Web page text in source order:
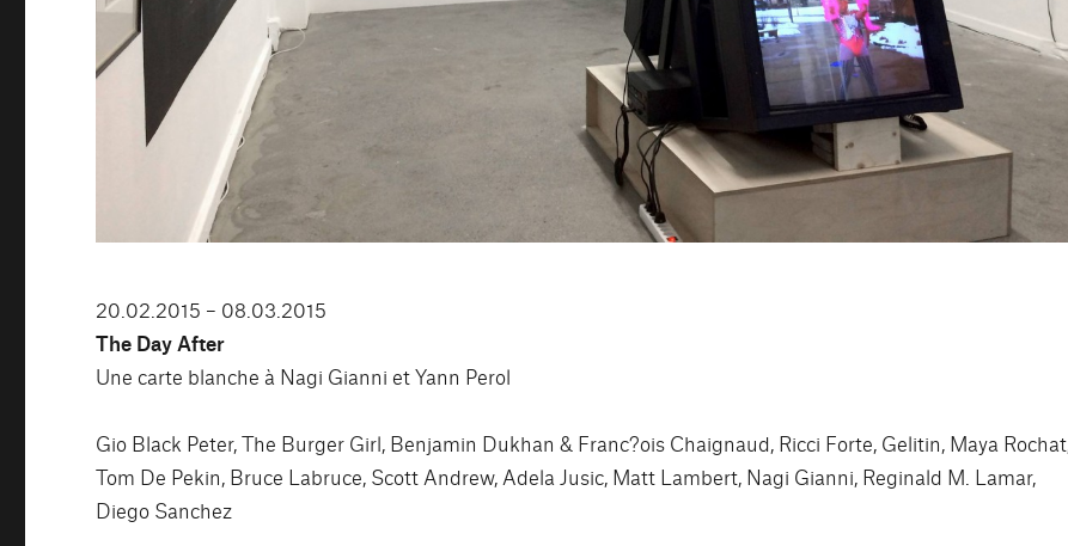
20.02.2015 – 08.03.2015
The Day After
Une carte blanche à Nagi Gianni et Yann Perol
Gio Black Peter, The Burger Girl, Benjamin Dukhan & Franc?ois Chaignaud, Ricci Forte, Gelitin, Maya Rochat,
Tom De Pekin, Bruce Labruce, Scott Andrew, Adela Jusic, Matt Lambert, Nagi Gianni, Reginald M. Lamar,
Diego Sanchez